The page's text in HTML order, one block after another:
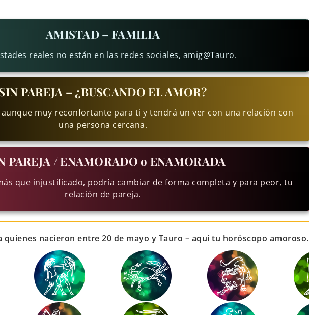
AMISTAD – FAMILIA
reales no están en las redes sociales, amig@Tauro.
PAREJA – ¿BUSCANDO EL AMOR?
muy reconfortante para ti y tendrá un ver con una relación con
una persona cercana.
PAREJA / ENAMORADO o ENAMORADA
que injustificado, podría cambiar de forma completa y para peor, tu
relación de pareja.
quienes nacieron entre 20 de mayo y Tauro – aquí tu horóscopo amoroso.